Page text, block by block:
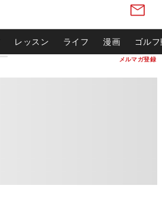
メルマガ登録
レッスン ライフ 漫画 ゴル